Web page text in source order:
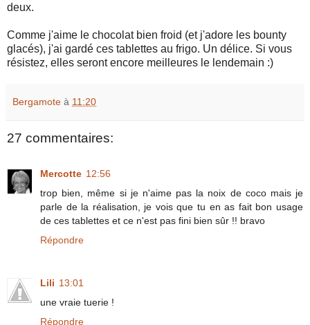
deux.
Comme j'aime le chocolat bien froid (et j'adore les bounty
glacés), j'ai gardé ces tablettes au frigo. Un délice. Si vous
résistez, elles seront encore meilleures le lendemain :)
Bergamote à 11:20
27 commentaires:
Mercotte 12:56
trop bien, même si je n'aime pas la noix de coco mais je
parle de la réalisation, je vois que tu en as fait bon usage
de ces tablettes et ce n'est pas fini bien sûr !! bravo
Répondre
Lili 13:01
une vraie tuerie !
Répondre